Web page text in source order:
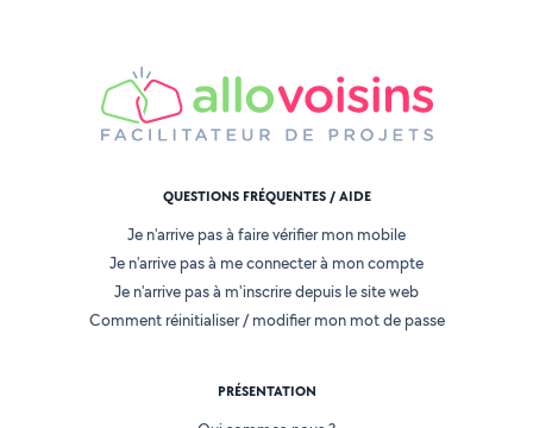
QUESTIONS FRÉQUENTES / AIDE
Je n'arrive pas à faire vérifier mon mobile
Je n'arrive pas à me connecter à mon compte
Je n'arrive pas à m'inscrire depuis le site web
Comment réinitialiser / modifier mon mot de passe
PRÉSENTATION